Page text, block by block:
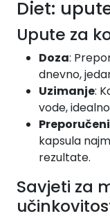
Diet:
Upute za
Doza:
dnevno,
Uzimanje:
vode,
kapsula
rezultate.
Savjeti za